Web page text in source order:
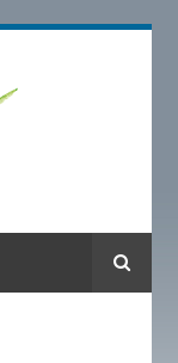
Suche